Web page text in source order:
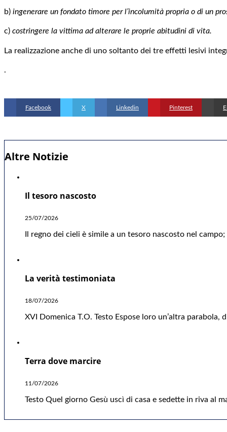
Altre Notizie
Il tesoro nascosto
25/07/2026
Il regno dei cieli è simile a un tesoro nascosto nel
La verità testimoniata
18/07/2026
XVI Domenica T.O. Testo Espose loro un’altra
Terra dove marcire
11/07/2026
Testo Quel giorno Gesù uscì di casa e sedette in riva al
b) ingenerare un fondato timore per l’incolumità propria o di un
c) costringere la vittima ad alterare le proprie abitudini di vita.
La realizzazione anche di uno soltanto dei tre effetti lesivi
.
Facebook X Linkedin Pinterest